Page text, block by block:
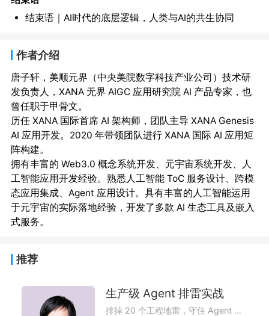
结束语｜AI时代的底层逻辑，人类与AI的共生协同
作者介绍
唐子轩，美顺元界（中央美院数字科技产业公司）技术研
发负责人，XANA 无界 AIGC 应用研究院 AI 产品专家，也
曾任职于甲骨文。
历任 XANA 国际首席 AI 架构师，团队主导 XANA Genesis
AI 应用开发。2020 年带领团队进行 XANA 国际 AI 应用矩
阵构建。
拥有丰富的 Web3.0 概念系统开发、元宇宙系统开发、人
工智能应用开发经验。熟悉人工智能 ToC 服务设计、跨模
态应用集成、Agent 应用设计。具有丰富的人工智能运用
于元宇宙的实际落地经验，开发了多款 AI 生态工具及嵌入
推荐
生产级 Agent 排雷实战
排掉 20 个工程地雷，守住 Agent 生产底线